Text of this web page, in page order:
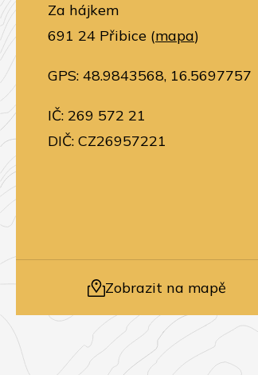
Za hájkem
691 24 Přibice (mapa)
GPS: 48.9843568, 16.5697757
IČ: 269 572 21
DIČ: CZ26957221
Zobrazit na mapě